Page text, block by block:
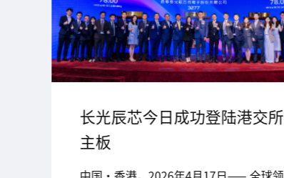
长光辰芯今日成功登陆港交所
主板